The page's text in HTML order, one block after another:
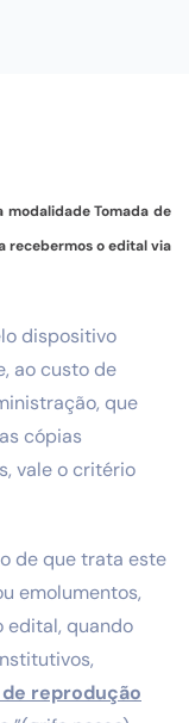
modalidade Tomada de
recebermos o edital via
dispositivo
ao custo de
que
cópias
vale o critério
de que trata este
emolumentos,
edital, quando
reprodução